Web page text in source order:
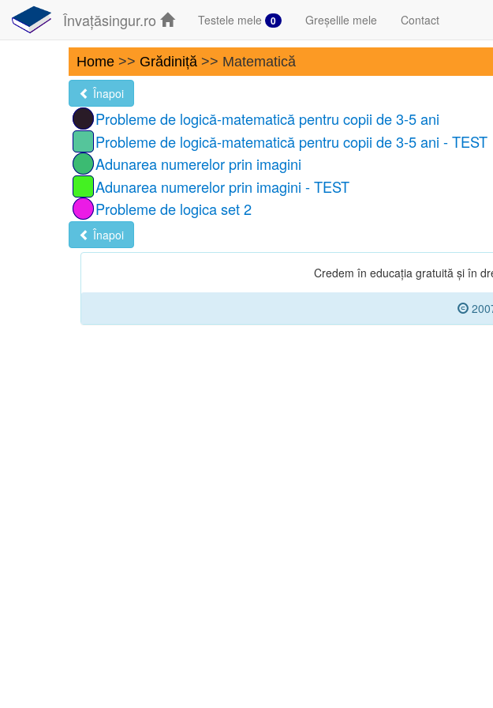
Învațăsingur.ro Testele mele 0 Greșelile mele Contact
Home >> Grădiniță >> Matematică
Înapoi
Probleme de logică-matematică pentru copii de 3-5 ani
Probleme de logică-matematică pentru copii de 3-5 ani - TEST
Adunarea numerelor prin imagini
Adunarea numerelor prin imagini - TEST
Probleme de logica set 2
Înapoi
Credem în educația gratuită și în